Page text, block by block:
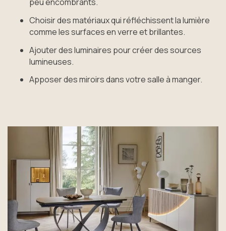
Choisir des matériaux qui réfléchissent la lumière
comme les surfaces en verre et brillantes.
Ajouter des luminaires pour créer des sources
lumineuses.
Apposer des miroirs dans votre salle à manger.